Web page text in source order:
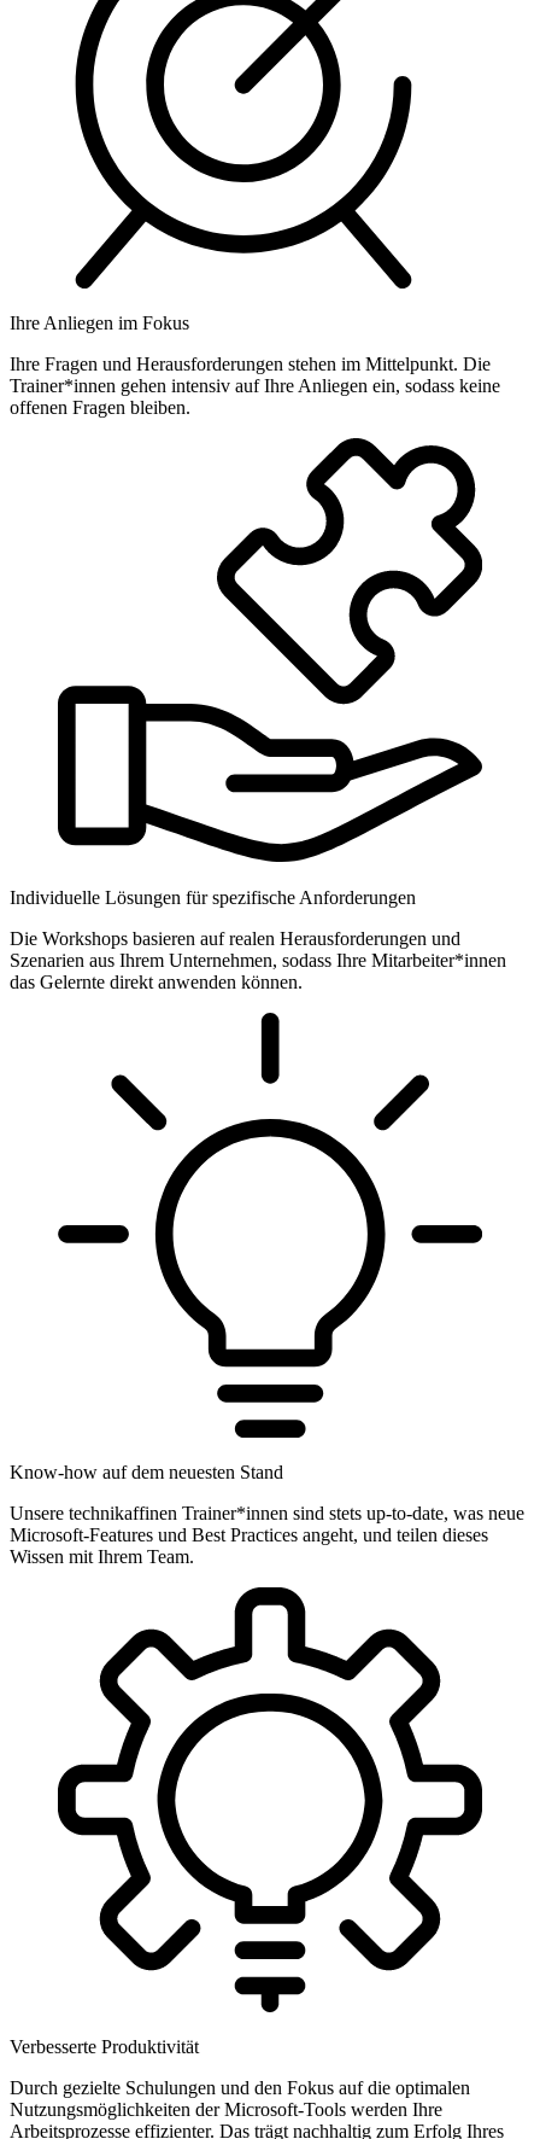
Ihre Anliegen im Fokus
Ihre Fragen und Herausforderungen stehen im Mittelpunkt. Die
Trainer*innen gehen intensiv auf Ihre Anliegen ein, sodass keine
offenen Fragen bleiben.
Individuelle Lösungen für spezifische Anforderungen
Die Workshops basieren auf realen Herausforderungen und
Szenarien aus Ihrem Unternehmen, sodass Ihre Mitarbeiter*innen
das Gelernte direkt anwenden können.
Know-how auf dem neuesten Stand
Unsere technikaffinen Trainer*innen sind stets up-to-date, was neue
Microsoft-Features und Best Practices angeht, und teilen dieses
Wissen mit Ihrem Team.
Verbesserte Produktivität
Durch gezielte Schulungen und den Fokus auf die optimalen
Nutzungsmöglichkeiten der Microsoft-Tools werden Ihre
Arbeitsprozesse effizienter. Das trägt nachhaltig zum Erfolg Ihres